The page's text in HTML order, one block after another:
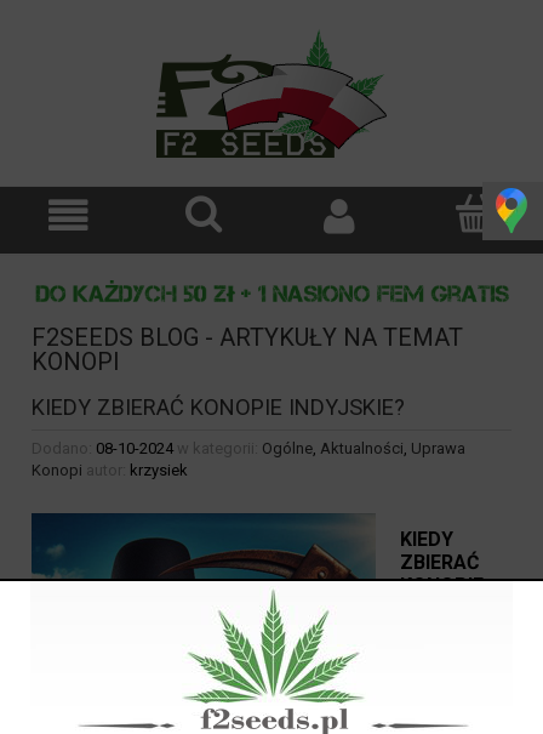
F2SEEDS BLOG - ARTYKUŁY NA TEMAT
KONOPI
KIEDY ZBIERAĆ KONOPIE INDYJSKIE?
Dodano: 08-10-2024 w kategorii: Ogólne, Aktualności, Uprawa
Konopi autor: krzysiek
KIEDY
ZBIERAĆ
KONOPIE